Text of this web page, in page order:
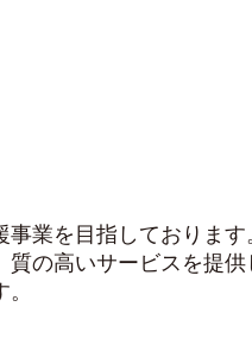
業を目指しておりま
の高いサービスを提供